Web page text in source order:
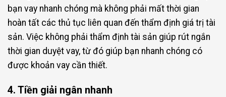
bạn vay nhanh chóng mà không phải mất thời gian
hoàn tất các thủ tục liên quan đến thẩm định giá trị tài
sản. Việc không phải thẩm định tài sản giúp rút ngắn
thời gian duyệt vay, từ đó giúp bạn nhanh chóng có
được khoản vay cần thiết.
4. Tiền giải ngân nhanh